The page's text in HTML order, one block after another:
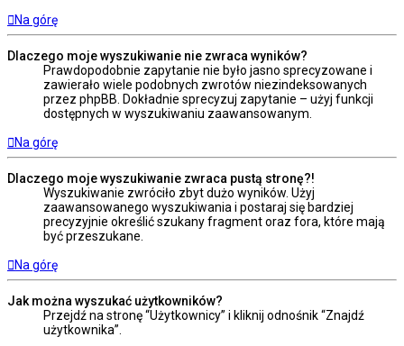
Na górę
Dlaczego moje wyszukiwanie nie zwraca wyników?
Prawdopodobnie zapytanie nie było jasno sprecyzowane i
zawierało wiele podobnych zwrotów niezindeksowanych
przez phpBB. Dokładnie sprecyzuj zapytanie – użyj funkcji
dostępnych w wyszukiwaniu zaawansowanym.
Na górę
Dlaczego moje wyszukiwanie zwraca pustą stronę?!
Wyszukiwanie zwróciło zbyt dużo wyników. Użyj
zaawansowanego wyszukiwania i postaraj się bardziej
precyzyjnie określić szukany fragment oraz fora, które mają
być przeszukane.
Na górę
Jak można wyszukać użytkowników?
Przejdź na stronę “Użytkownicy” i kliknij odnośnik “Znajdź
użytkownika”.